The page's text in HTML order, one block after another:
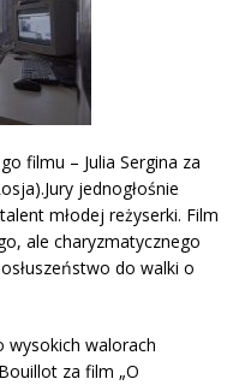
filmu – Julia Sergina za
jednogłośnie
młodej reżyserki. Film
ale charyzmatycznego
do walki o
wysokich walorach
za film „O